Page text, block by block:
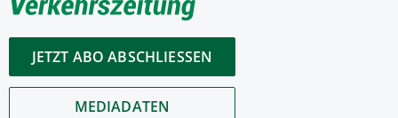
JETZT ABO ABSCHLIESSEN
MEDIADATEN